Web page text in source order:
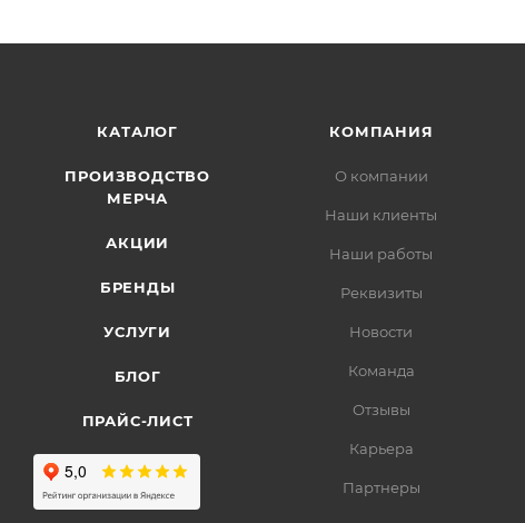
КАТАЛОГ
ПРОИЗВОДСТВО
МЕРЧА
АКЦИИ
БРЕНДЫ
УСЛУГИ
БЛОГ
ПРАЙС-ЛИСТ
КОМПАНИЯ
О компании
Наши клиенты
Наши работы
Реквизиты
Новости
Команда
Отзывы
Карьера
Партнеры